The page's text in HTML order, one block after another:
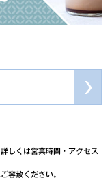
しくは営業時間・アクセス
容赦ください。